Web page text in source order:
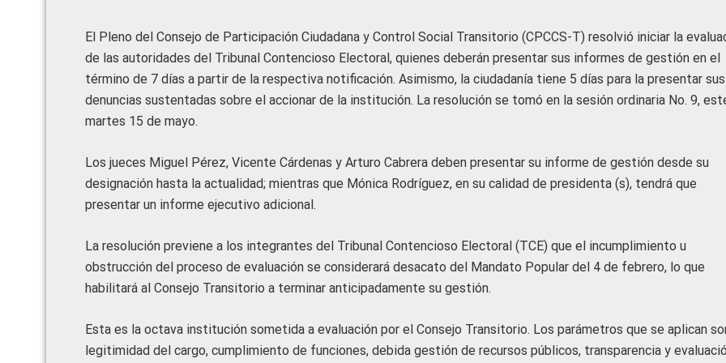
El Pleno del Consejo de Participación Ciudadana y Control Social Transitorio (CPCCS-T) resolvió iniciar la
de las autoridades del Tribunal Contencioso Electoral, quienes deberán presentar sus informes de gestión en el
término de 7 días a partir de la respectiva notificación. Asimismo, la ciudadanía tiene 5 días para la presentar sus
denuncias sustentadas sobre el accionar de la institución. La resolución se tomó en la sesión ordinaria No. 9,
martes 15 de mayo.
Los jueces Miguel Pérez, Vicente Cárdenas y Arturo Cabrera deben presentar su informe de gestión desde su
designación hasta la actualidad; mientras que Mónica Rodríguez, en su calidad de presidenta (s), tendrá que
presentar un informe ejecutivo adicional.
La resolución previene a los integrantes del Tribunal Contencioso Electoral (TCE) que el incumplimiento u
obstrucción del proceso de evaluación se considerará desacato del Mandato Popular del 4 de febrero, lo que
habilitará al Consejo Transitorio a terminar anticipadamente su gestión.
Esta es la octava institución sometida a evaluación por el Consejo Transitorio. Los parámetros que se aplican
legitimidad del cargo, cumplimiento de funciones, debida gestión de recursos públicos, transparencia y